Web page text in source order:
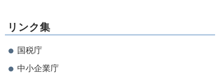
リンク集
国税庁
中小企業庁